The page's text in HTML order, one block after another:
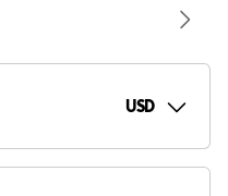
Altre
USD